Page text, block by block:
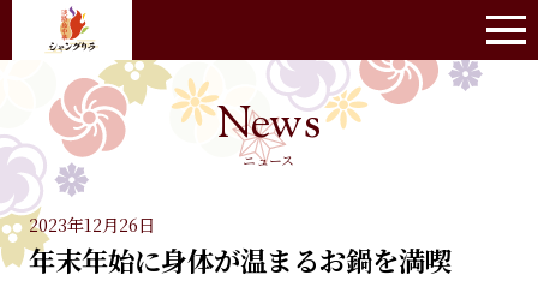
ニュース
2023年12月26日
年末年始に身体が温まるお鍋を満喫